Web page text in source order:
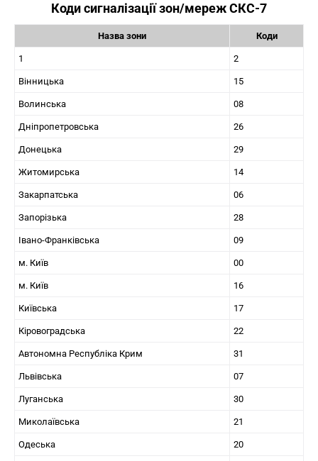
Коди сигналізації зон/мереж СКС-7
Назва зони Коди
1 2
Вінницька 15
Волинська 08
Дніпропетровська 26
Донецька 29
Житомирська 14
Закарпатська 06
Запорізька 28
Івано-Франківська 09
м. Київ 00
м. Київ 16
Київська 17
Кіровоградська 22
Автономна Республіка Крим 31
Львівська 07
Луганська 30
Миколаївська 21
Одеська 20